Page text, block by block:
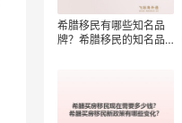
希腊移民有哪些知名品
牌？希腊移民的知名品